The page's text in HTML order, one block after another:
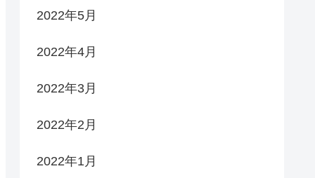
2022年5月
2022年4月
2022年3月
2022年2月
2022年1月